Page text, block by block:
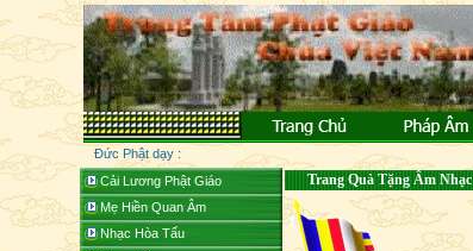
Đức Phật dạy :
Cải Lương Phật Giáo
Mẹ Hiền Quan Âm
Nhạc Hòa Tấu
Trang Quà Tặng Âm Nhạc